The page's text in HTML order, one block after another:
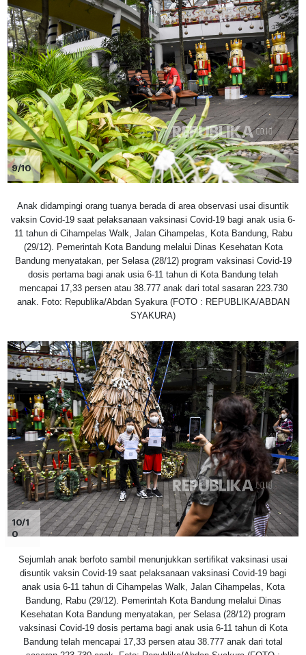
9/10
Anak didampingi orang tuanya berada di area observasi usai disuntik
vaksin Covid-19 saat pelaksanaan vaksinasi Covid-19 bagi anak usia 6-
11 tahun di Cihampelas Walk, Jalan Cihampelas, Kota Bandung, Rabu
(29/12). Pemerintah Kota Bandung melalui Dinas Kesehatan Kota
Bandung menyatakan, per Selasa (28/12) program vaksinasi Covid-19
dosis pertama bagi anak usia 6-11 tahun di Kota Bandung telah
mencapai 17,33 persen atau 38.777 anak dari total sasaran 223.730
anak. Foto: Republika/Abdan Syakura (FOTO : REPUBLIKA/ABDAN
SYAKURA)
10/1
0
Sejumlah anak berfoto sambil menunjukkan sertifikat vaksinasi usai
disuntik vaksin Covid-19 saat pelaksanaan vaksinasi Covid-19 bagi
anak usia 6-11 tahun di Cihampelas Walk, Jalan Cihampelas, Kota
Bandung, Rabu (29/12). Pemerintah Kota Bandung melalui Dinas
Kesehatan Kota Bandung menyatakan, per Selasa (28/12) program
vaksinasi Covid-19 dosis pertama bagi anak usia 6-11 tahun di Kota
Bandung telah mencapai 17,33 persen atau 38.777 anak dari total